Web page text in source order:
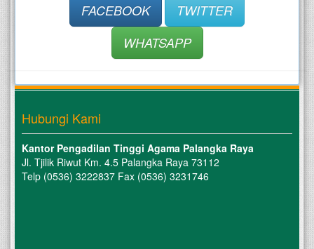
FACEBOOK
TWITTER
WHATSAPP
Hubungi Kami
Kantor Pengadilan Tinggi Agama Palangka Raya
Jl. Tjilik Riwut Km. 4.5 Palangka Raya 73112
Telp (0536) 3222837 Fax (0536) 3231746